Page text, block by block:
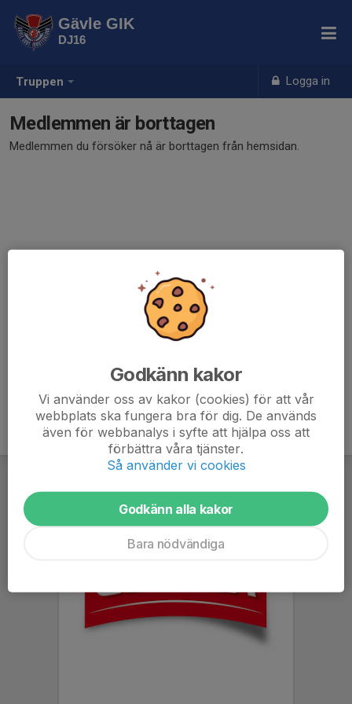
Truppen Logga in
Gävle GIK
DJ16
Medlemmen är borttagen
Medlemmen du försöker nå är borttagen från hemsidan.
Godkänn kakor
Vi använder oss av kakor (cookies) för att vår
webbplats ska fungera bra för dig. De används
även för webbanalys i syfte att hjälpa oss att
förbättra våra tjänster.
Så använder vi cookies
Godkänn alla kakor
Bara nödvändiga